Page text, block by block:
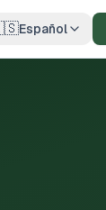
Español